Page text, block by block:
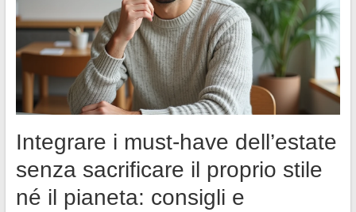
Integrare i must-have dell’estate
senza sacrificare il proprio stile
né il pianeta: consigli e